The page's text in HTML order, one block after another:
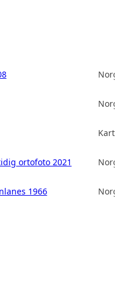
ortofoto 2021
1966